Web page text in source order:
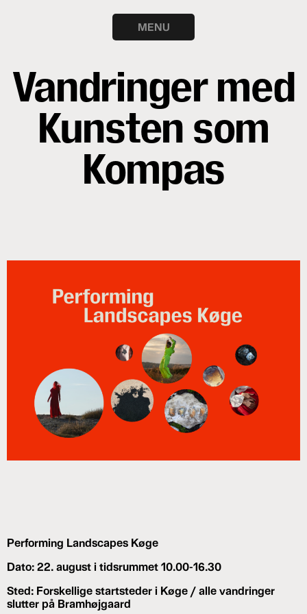
MENU
Vandringer med
Kunsten som
Kompas
Performing Landscapes Køge
Dato: 22. august i tidsrummet 10.00-16.30
Sted: Forskellige startsteder i Køge / alle vandringer
slutter på Bramhøjgaard